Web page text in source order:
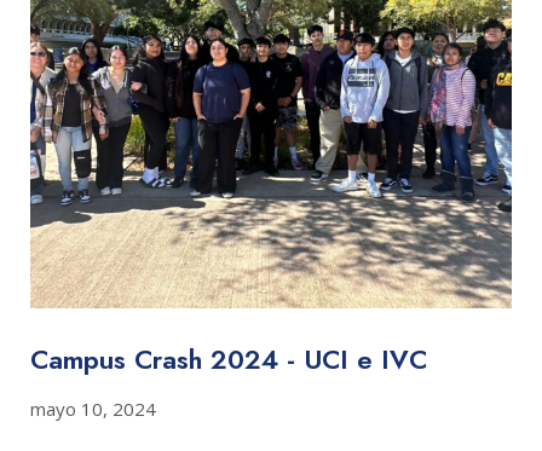
Campus Crash 2024 - UCI e IVC
mayo 10, 2024